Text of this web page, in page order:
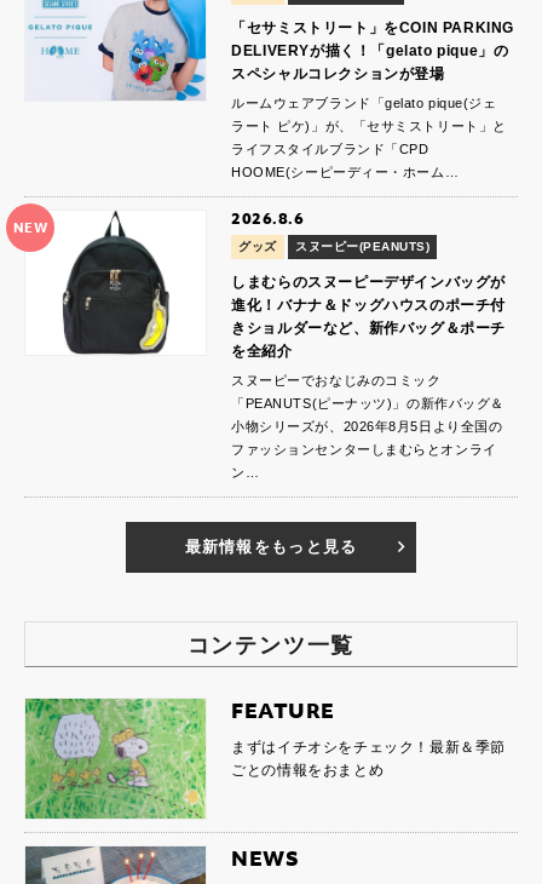
「セサミストリート」をCOIN PARKING
DELIVERYが描く！「gelato pique」の
スペシャルコレクションが登場
ルームウェアブランド「gelato pique(ジェ
ラート ピケ)」が、「セサミストリート」と
ライフスタイルブランド「CPD
HOOME(シーピーディー・ホーム…
NEW 2026.8.6
グッズ スヌーピー(PEANUTS)
しまむらのスヌーピーデザインバッグが
進化！バナナ＆ドッグハウスのポーチ付
きショルダーなど、新作バッグ＆ポーチ
を全紹介
スヌーピーでおなじみのコミック
「PEANUTS(ピーナッツ)」の新作バッグ＆
小物シリーズが、2026年8月5日より全国の
ファッションセンターしまむらとオンライ
ン…
最新情報をもっと見る
コンテンツ一覧
FEATURE
まずはイチオシをチェック！最新＆季節
ごとの情報をおまとめ
NEWS